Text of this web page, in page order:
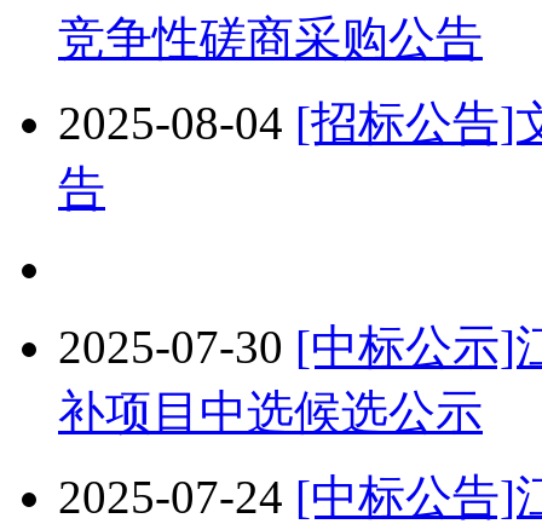
竞争性磋商采购公告
2025-08-04 [招标公告]
告
2025-07-30 [中标公示]
补项目中选候选公示
2025-07-24 [中标公告]